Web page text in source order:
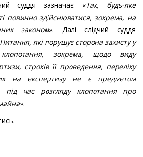
суддя зазначає: «Так, будь-яке
повинно здійснюватися, зокрема, на
законом». Далі слідчий суддя
Питання, які порушує сторона захисту у
зокрема, щодо виду
строків її проведення, переліку
на експертизу не є предметом
під час розгляду клопотання про
».